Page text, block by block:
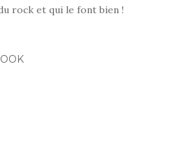
rock et qui le font bien !